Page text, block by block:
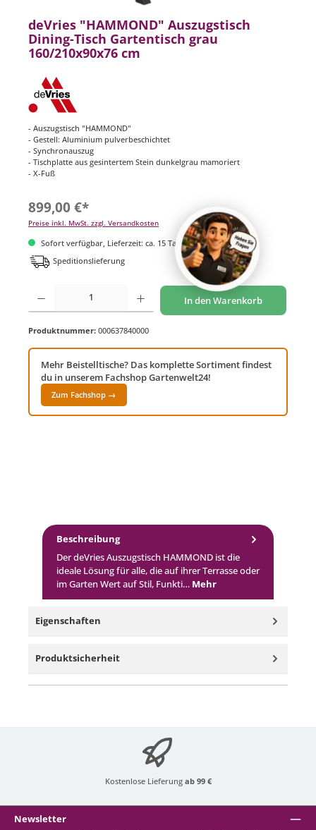
deVries "HAMMOND" Auszugstisch
Dining-Tisch Gartentisch grau
160/210x90x76 cm
- Auszugstisch "HAMMOND"
- Gestell: Aluminium pulverbeschichtet
- Synchronauszug
- Tischplatte aus gesintertem Stein dunkelgrau mamoriert
- X-Fuß
899,00 €*
Preise inkl. MwSt. zzgl. Versandkosten
Sofort verfügbar, Lieferzeit: ca. 15 Tage
Speditionslieferung
Produkt Anzahl: Gib den gewünschten Wert ein oder benutze die Schaltflächen um
In den Warenkorb
Produktnummer: 000637840000
Mehr Beistelltische? Das komplette Sortiment findest
du in unserem Fachshop Gartenwelt24!
Zum Fachshop →
Beschreibung
Der deVries Auszugstisch HAMMOND ist die
ideale Lösung für alle, die auf ihrer Terrasse oder
im Garten Wert auf Stil, Funkti… Mehr
Eigenschaften
Produktsicherheit
Kostenlose Lieferung ab 99 €
Newsletter